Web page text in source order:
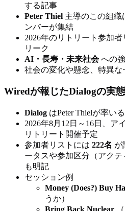
する記事
Peter Thiel 主導のこの組織
ンバーが集結
2026年のリトリート参加
リーク
AI・長寿・未来社会への
社会の変化や懸念、特異
Wiredが報じたDialogの実態
Dialog はPeter Thielが率い
2026年8月12日～16日、ア
リトリート開催予定
参加者リストには 222名 が
ータスや参加区分（アクテ
も明記
セッション例
Money (Does?) Buy
うか）
Bring Back Nuclear